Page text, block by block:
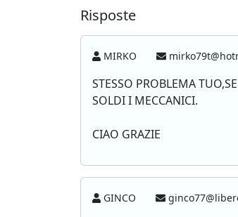
Risposte
MIRKO
STESSO PROBLEMA
SOLDI I MECCANICI.
CIAO GRAZIE
GINCO